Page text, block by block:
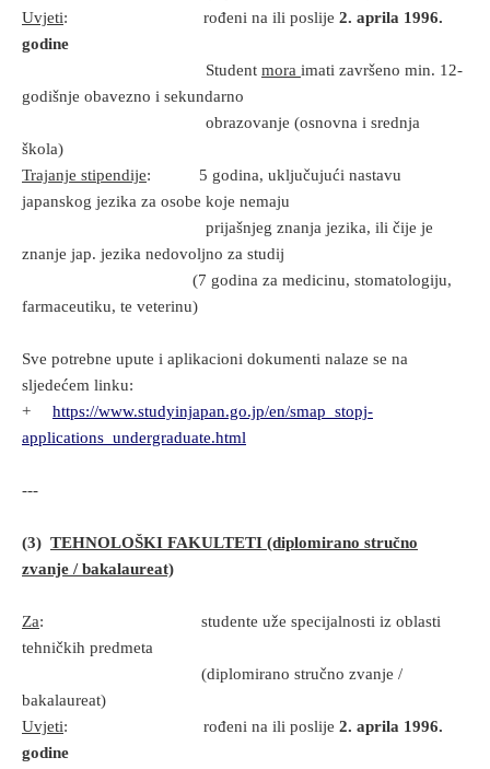
Uvjeti: rođeni na ili poslije 2. aprila 1996.
godine
Student mora imati završeno min. 12-
godišnje obavezno i sekundarno
obrazovanje (osnovna i srednja
škola)
Trajanje stipendije: 5 godina, uključujući nastavu
japanskog jezika za osobe koje nemaju
prijašnjeg znanja jezika, ili čije je
znanje jap. jezika nedovoljno za studij
(7 godina za medicinu, stomatologiju,
farmaceutiku, te veterinu)
Sve potrebne upute i aplikacioni dokumenti nalaze se na
sljedećem linku:
+ https://www.studyinjapan.go.jp/en/smap_stopj-
applications_undergraduate.html
---
(3) TEHNOLOŠKI FAKULTETI (diplomirano stručno
zvanje / bakalaureat)
Za: studente uže specijalnosti iz oblasti
tehničkih predmeta
(diplomirano stručno zvanje /
bakalaureat)
Uvjeti: rođeni na ili poslije 2. aprila 1996.
godine